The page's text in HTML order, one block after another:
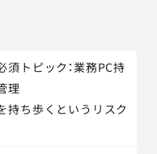
トピック：業務PC持
理
持ち歩くというリスク